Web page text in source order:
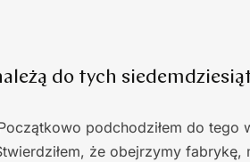
do tych
podchodziłem do tego
że obejrzymy fabrykę,